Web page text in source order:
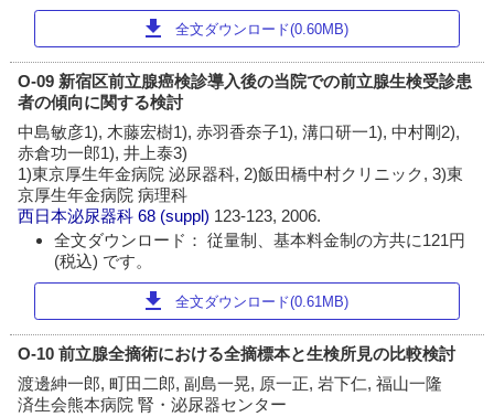
download 全文ダウンロード(0.60MB)
O-09 新宿区前立腺癌検診導入後の当院での前立腺生検受診患
者の傾向に関する検討
中島敏彦1), 木藤宏樹1), 赤羽香奈子1), 溝口研一1), 中村剛2),
赤倉功一郎1), 井上泰3)
1)東京厚生年金病院 泌尿器科, 2)飯田橋中村クリニック, 3)東
京厚生年金病院 病理科
西日本泌尿器科 68 (suppl) 123-123, 2006.
全文ダウンロード： 従量制、基本料金制の方共に121円
(税込) です。
download 全文ダウンロード(0.61MB)
O-10 前立腺全摘術における全摘標本と生検所見の比較検討
渡邊紳一郎, 町田二郎, 副島一晃, 原一正, 岩下仁, 福山一隆
済生会熊本病院 腎・泌尿器センター